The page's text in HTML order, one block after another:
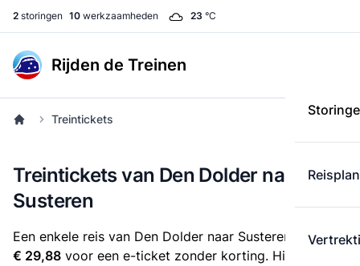
2 storingen 10 werkzaamheden 23 °C
Rijden de Treinen
Treintickets
Treintickets van Den Dolder naar
Susteren
Een enkele reis van Den Dolder naar Susteren kost
€ 29,88 voor een e-ticket zonder korting. Hieronder